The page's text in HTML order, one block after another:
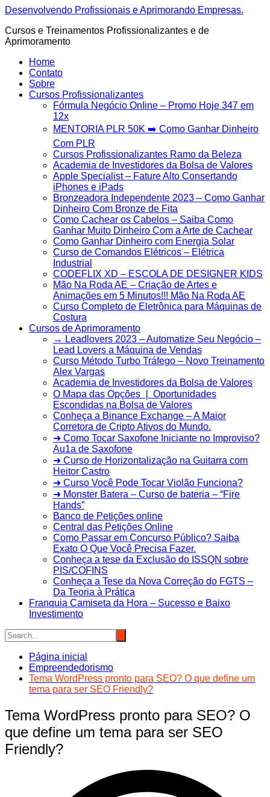
Ir
o
conteúdo
Desenvolvendo Profissionais e Aprimorando Empresas.
Cursos e Treinamentos Profissionalizantes e de
Aprimoramento
Home
Contato
Sobre
Cursos Profissionalizantes
Fórmula Negócio OnIine – Promo Hoje 347 em
12x
MENTORIA PLR 50K ➡️ Como Ganhar Dinheiro
Com PLR
Cursos Profissionalizantes Ramo da Beleza
Academia de Investidores da Bolsa de Valores
Apple Specialist – Fature Alto Consertando
iPhones e iPads
Bronzeadora Independente 2023 – Como Ganhar
Dinheiro Com Bronze de Fita
Como Cachear os Cabelos – Saiba Como
Ganhar Muito Dinheiro Com a Arte de Cachear
Como Ganhar Dinheiro com Energia Solar
Curso de Comandos Elétricos – Elétrica
Industrial
CODEFLIX XD – ESCOLA DE DESIGNER KIDS
Mão Na Roda AE – Criação de Artes e
Animações em 5 Minutos!!! Mão Na Roda AE
Curso Completo de Eletrônica para Máquinas de
Costura
Cursos de Aprimoramento
→ Leadlovers 2023 – Automatize Seu Negócio –
Lead Lovers a Máquina de Vendas
Curso Método Turbo Tráfego – Novo Treinamento
Alex Vargas
Academia de Investidores da Bolsa de Valores
O Mapa das Opções ❘ Oportunidades
Escondidas na Bolsa de Valores
Conheça a Binance Exchange – A Maior
Corretora de Cripto Ativos do Mundo.
➜ Como Tocar Saxofone Iniciante no Improviso?
Au1a de Saxofone
➜ Curso de Horizontalização na Guitarra com
Heitor Castro
➜ Curso Você Pode Tocar Violão Funciona?
➜ Monster Batera – Curso de bateria – “Fire
Hands”‎
Banco de Petições online
Central das Petições Online
Como Passar em Concurso Público? Saiba
Exato O Que Você Precisa Fazer.
Conheça a tese da Exclusão do ISSQN sobre
PIS/COFINS
Conheça a Tese da Nova Correção do FGTS –
Da Teoria à Prática
Franquia Camiseta da Hora – Sucesso e Baixo
Investimento
Página inicial
Empreendedorismo
Tema WordPress pronto para SEO? O que define um
tema para ser SEO Friendly?
Tema WordPress pronto para SEO? O
que define um tema para ser SEO
Friendly?